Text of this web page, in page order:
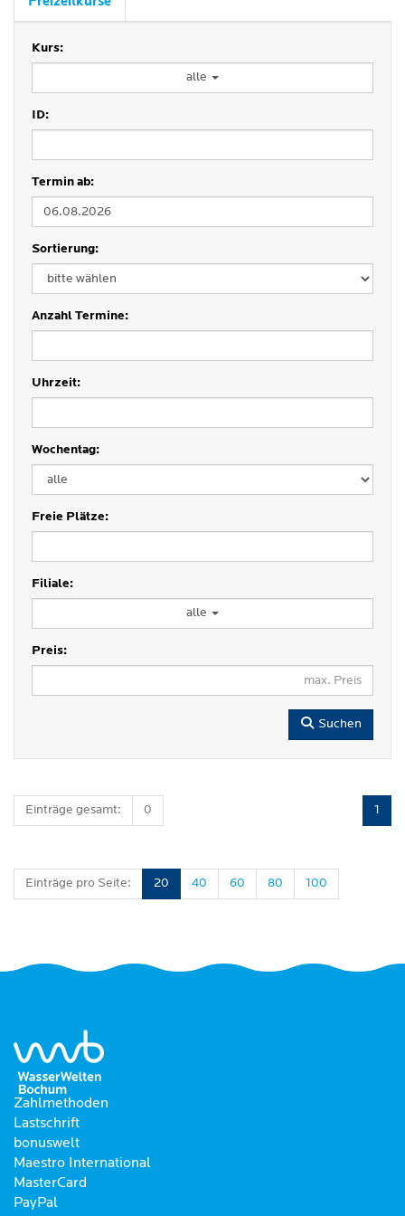
Kurs:
alle
ID:
Termin ab:
Sortierung:
Anzahl Termine:
Uhrzeit:
Wochentag:
Freie Plätze:
Filiale:
alle
Preis:
Suchen
1
Einträge gesamt: 0
Einträge pro Seite: 20 40 60 80 100
Zahlmethoden
Lastschrift
bonuswelt
Maestro International
MasterCard
PayPal